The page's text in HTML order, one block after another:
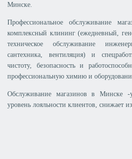
Минске.
Профессиональное обслуживание
комплексный клининг (ежедневный,
техническое обслуживание
сантехника, вентиляция) и
чистоту, безопасность и
профессиональную химию и
Обслуживание магазинов в Минске -
уровень лояльности клиентов, снижает